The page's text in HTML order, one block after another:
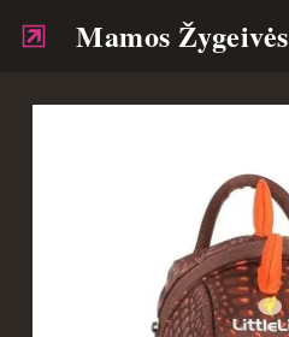
Mamos Žygeivės